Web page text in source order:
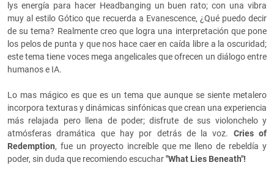
lys energía para hacer Headbanging un buen rato; con una vibra
muy al estilo Gótico que recuerda a Evanescence, ¿Qué puedo decir
de su tema? Realmente creo que logra una interpretación que pone
los pelos de punta y que nos hace caer en caída libre a la oscuridad;
este tema tiene voces mega angelicales que ofrecen un diálogo entre
humanos e IA.
Lo mas mágico es que es un tema que aunque se siente metalero
incorpora texturas y dinámicas sinfónicas que crean una experiencia
más relajada pero llena de poder; disfrute de sus violonchelo y
atmósferas dramática que hay por detrás de la voz. Cries of
Redemption, fue un proyecto increíble que me lleno de rebeldía y
poder, sin duda que recomiendo escuchar"What Lies Beneath"!